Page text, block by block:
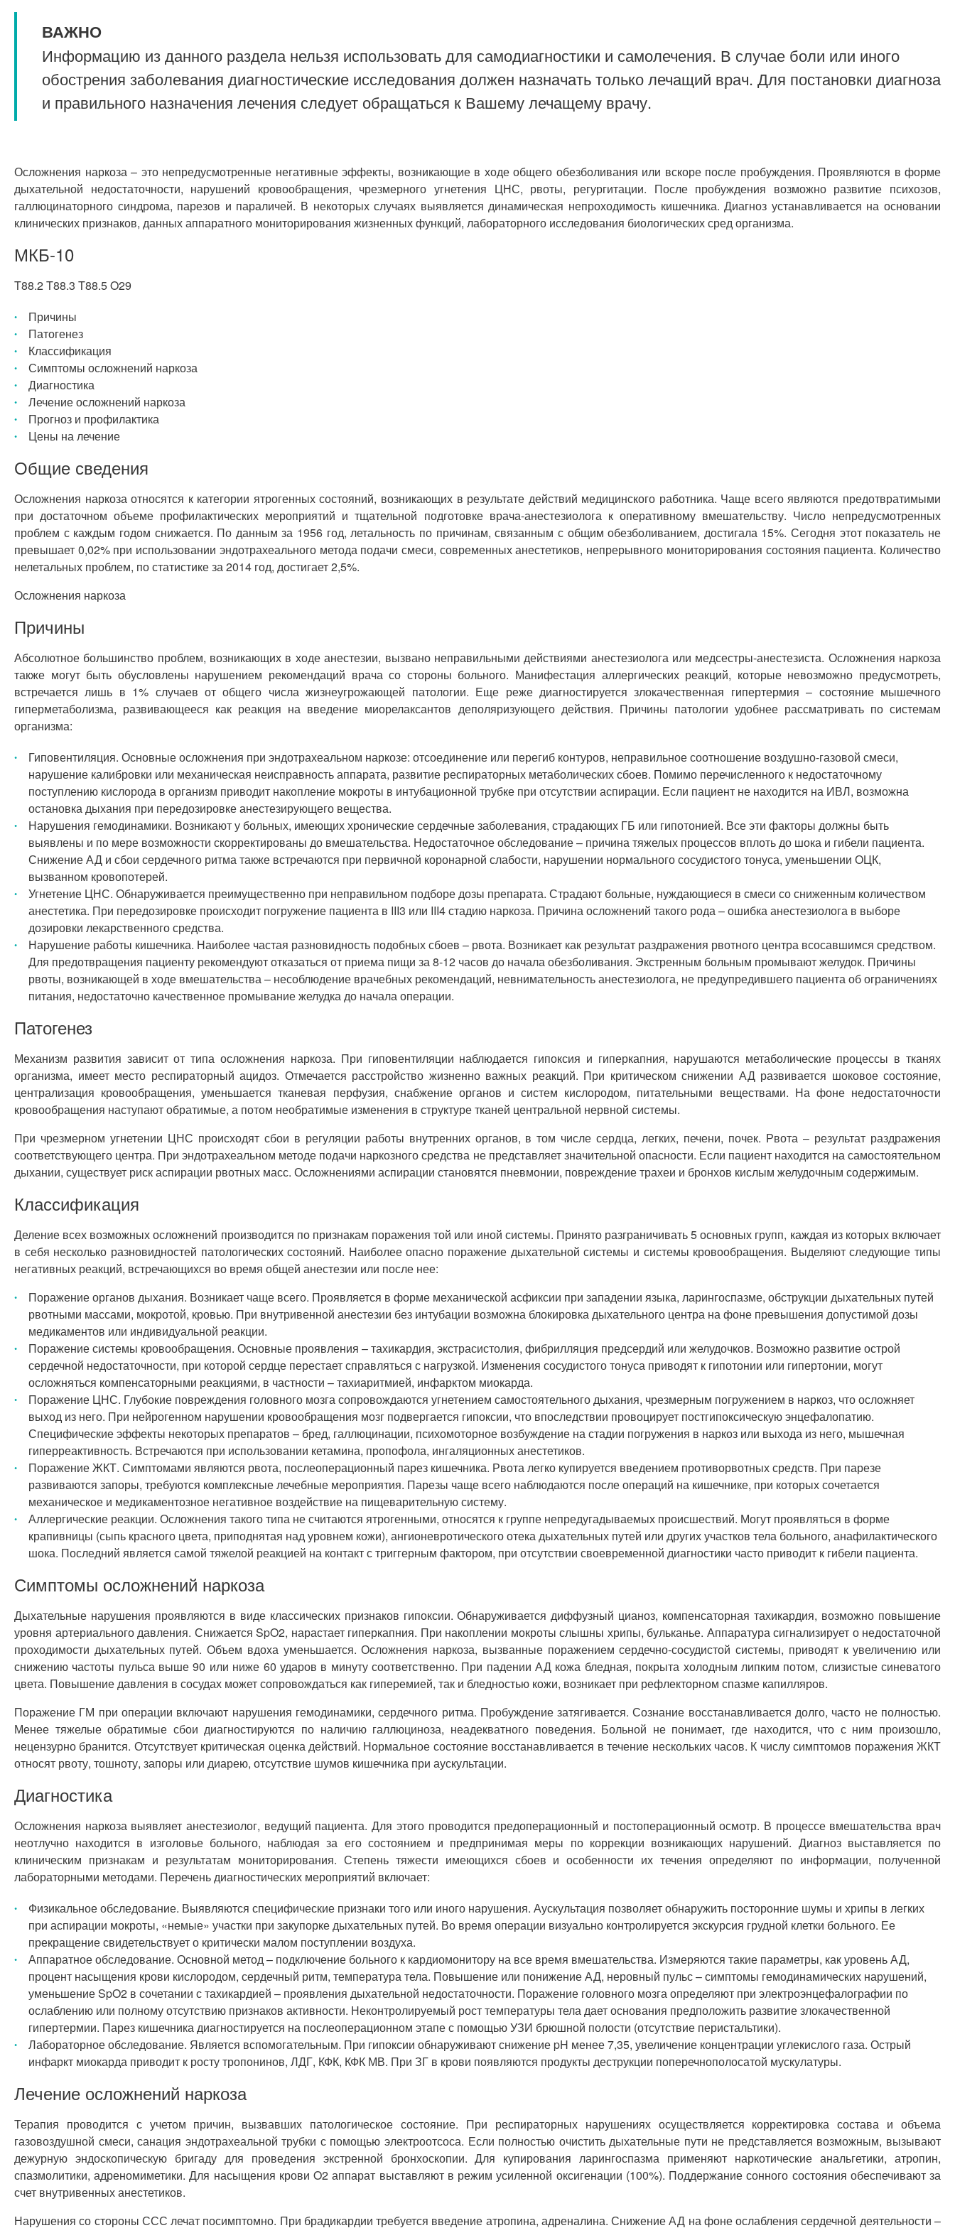
ВАЖНО
Информацию из данного раздела нельзя использовать для самодиагностики и самолечения. В случае боли или иного
обострения заболевания диагностические исследования должен назначать только лечащий врач. Для постановки диагноза
и правильного назначения лечения следует обращаться к Вашему лечащему врачу.
Осложнения наркоза – это непредусмотренные негативные эффекты, возникающие в ходе общего обезболивания или вскоре после пробуждения. Проявляются в форме
дыхательной недостаточности, нарушений кровообращения, чрезмерного угнетения ЦНС, рвоты, регургитации. После пробуждения возможно развитие психозов,
галлюцинаторного синдрома, парезов и параличей. В некоторых случаях выявляется динамическая непроходимость кишечника. Диагноз устанавливается на основании
клинических признаков, данных аппаратного мониторирования жизненных функций, лабораторного исследования биологических сред организма.
МКБ-10
T88.2 T88.3 T88.5 O29
Причины
Патогенез
Классификация
Симптомы осложнений наркоза
Диагностика
Лечение осложнений наркоза
Прогноз и профилактика
Цены на лечение
Общие сведения
Осложнения наркоза относятся к категории ятрогенных состояний, возникающих в результате действий медицинского работника. Чаще всего являются предотвратимыми
при достаточном объеме профилактических мероприятий и тщательной подготовке врача-анестезиолога к оперативному вмешательству. Число непредусмотренных
проблем с каждым годом снижается. По данным за 1956 год, летальность по причинам, связанным с общим обезболиванием, достигала 15%. Сегодня этот показатель не
превышает 0,02% при использовании эндотрахеального метода подачи смеси, современных анестетиков, непрерывного мониторирования состояния пациента. Количество
нелетальных проблем, по статистике за 2014 год, достигает 2,5%.
Осложнения наркоза
Причины
Абсолютное большинство проблем, возникающих в ходе анестезии, вызвано неправильными действиями анестезиолога или медсестры-анестезиста. Осложнения наркоза
также могут быть обусловлены нарушением рекомендаций врача со стороны больного. Манифестация аллергических реакций, которые невозможно предусмотреть,
встречается лишь в 1% случаев от общего числа жизнеугрожающей патологии. Еще реже диагностируется злокачественная гипертермия – состояние мышечного
гиперметаболизма, развивающееся как реакция на введение миорелаксантов деполяризующего действия. Причины патологии удобнее рассматривать по системам
организма:
Гиповентиляция. Основные осложнения при эндотрахеальном наркозе: отсоединение или перегиб контуров, неправильное соотношение воздушно-газовой смеси,
нарушение калибровки или механическая неисправность аппарата, развитие респираторных метаболических сбоев. Помимо перечисленного к недостаточному
поступлению кислорода в организм приводит накопление мокроты в интубационной трубке при отсутствии аспирации. Если пациент не находится на ИВЛ, возможна
остановка дыхания при передозировке анестезирующего вещества.
Нарушения гемодинамики. Возникают у больных, имеющих хронические сердечные заболевания, страдающих ГБ или гипотонией. Все эти факторы должны быть
выявлены и по мере возможности скорректированы до вмешательства. Недостаточное обследование – причина тяжелых процессов вплоть до шока и гибели пациента.
Снижение АД и сбои сердечного ритма также встречаются при первичной коронарной слабости, нарушении нормального сосудистого тонуса, уменьшении ОЦК,
вызванном кровопотерей.
Угнетение ЦНС. Обнаруживается преимущественно при неправильном подборе дозы препарата. Страдают больные, нуждающиеся в смеси со сниженным количеством
анестетика. При передозировке происходит погружение пациента в III3 или III4 стадию наркоза. Причина осложнений такого рода – ошибка анестезиолога в выборе
дозировки лекарственного средства.
Нарушение работы кишечника. Наиболее частая разновидность подобных сбоев – рвота. Возникает как результат раздражения рвотного центра всосавшимся средством.
Для предотвращения пациенту рекомендуют отказаться от приема пищи за 8-12 часов до начала обезболивания. Экстренным больным промывают желудок. Причины
рвоты, возникающей в ходе вмешательства – несоблюдение врачебных рекомендаций, невнимательность анестезиолога, не предупредившего пациента об ограничениях
питания, недостаточно качественное промывание желудка до начала операции.
Патогенез
Механизм развития зависит от типа осложнения наркоза. При гиповентиляции наблюдается гипоксия и гиперкапния, нарушаются метаболические процессы в тканях
организма, имеет место респираторный ацидоз. Отмечается расстройство жизненно важных реакций. При критическом снижении АД развивается шоковое состояние,
централизация кровообращения, уменьшается тканевая перфузия, снабжение органов и систем кислородом, питательными веществами. На фоне недостаточности
кровообращения наступают обратимые, а потом необратимые изменения в структуре тканей центральной нервной системы.
При чрезмерном угнетении ЦНС происходят сбои в регуляции работы внутренних органов, в том числе сердца, легких, печени, почек. Рвота – результат раздражения
соответствующего центра. При эндотрахеальном методе подачи наркозного средства не представляет значительной опасности. Если пациент находится на самостоятельном
дыхании, существует риск аспирации рвотных масс. Осложнениями аспирации становятся пневмонии, повреждение трахеи и бронхов кислым желудочным содержимым.
Классификация
Деление всех возможных осложнений производится по признакам поражения той или иной системы. Принято разграничивать 5 основных групп, каждая из которых включает
в себя несколько разновидностей патологических состояний. Наиболее опасно поражение дыхательной системы и системы кровообращения. Выделяют следующие типы
негативных реакций, встречающихся во время общей анестезии или после нее:
Поражение органов дыхания. Возникает чаще всего. Проявляется в форме механической асфиксии при западении языка, ларингоспазме, обструкции дыхательных путей
рвотными массами, мокротой, кровью. При внутривенной анестезии без интубации возможна блокировка дыхательного центра на фоне превышения допустимой дозы
медикаментов или индивидуальной реакции.
Поражение системы кровообращения. Основные проявления – тахикардия, экстрасистолия, фибрилляция предсердий или желудочков. Возможно развитие острой
сердечной недостаточности, при которой сердце перестает справляться с нагрузкой. Изменения сосудистого тонуса приводят к гипотонии или гипертонии, могут
осложняться компенсаторными реакциями, в частности – тахиаритмией, инфарктом миокарда.
Поражение ЦНС. Глубокие повреждения головного мозга сопровождаются угнетением самостоятельного дыхания, чрезмерным погружением в наркоз, что осложняет
выход из него. При нейрогенном нарушении кровообращения мозг подвергается гипоксии, что впоследствии провоцирует постгипоксическую энцефалопатию.
Специфические эффекты некоторых препаратов – бред, галлюцинации, психомоторное возбуждение на стадии погружения в наркоз или выхода из него, мышечная
гиперреактивность. Встречаются при использовании кетамина, пропофола, ингаляционных анестетиков.
Поражение ЖКТ. Симптомами являются рвота, послеоперационный парез кишечника. Рвота легко купируется введением противорвотных средств. При парезе
развиваются запоры, требуются комплексные лечебные мероприятия. Парезы чаще всего наблюдаются после операций на кишечнике, при которых сочетается
механическое и медикаментозное негативное воздействие на пищеварительную систему.
Аллергические реакции. Осложнения такого типа не считаются ятрогенными, относятся к группе непредугадываемых происшествий. Могут проявляться в форме
крапивницы (сыпь красного цвета, приподнятая над уровнем кожи), ангионевротического отека дыхательных путей или других участков тела больного, анафилактического
шока. Последний является самой тяжелой реакцией на контакт с триггерным фактором, при отсутствии своевременной диагностики часто приводит к гибели пациента.
Симптомы осложнений наркоза
Дыхательные нарушения проявляются в виде классических признаков гипоксии. Обнаруживается диффузный цианоз, компенсаторная тахикардия, возможно повышение
уровня артериального давления. Снижается SpO2, нарастает гиперкапния. При накоплении мокроты слышны хрипы, бульканье. Аппаратура сигнализирует о недостаточной
проходимости дыхательных путей. Объем вдоха уменьшается. Осложнения наркоза, вызванные поражением сердечно-сосудистой системы, приводят к увеличению или
снижению частоты пульса выше 90 или ниже 60 ударов в минуту соответственно. При падении АД кожа бледная, покрыта холодным липким потом, слизистые синеватого
цвета. Повышение давления в сосудах может сопровождаться как гиперемией, так и бледностью кожи, возникает при рефлекторном спазме капилляров.
Поражение ГМ при операции включают нарушения гемодинамики, сердечного ритма. Пробуждение затягивается. Сознание восстанавливается долго, часто не полностью.
Менее тяжелые обратимые сбои диагностируются по наличию галлюциноза, неадекватного поведения. Больной не понимает, где находится, что с ним произошло,
нецензурно бранится. Отсутствует критическая оценка действий. Нормальное состояние восстанавливается в течение нескольких часов. К числу симптомов поражения ЖКТ
относят рвоту, тошноту, запоры или диарею, отсутствие шумов кишечника при аускультации.
Диагностика
Осложнения наркоза выявляет анестезиолог, ведущий пациента. Для этого проводится предоперационный и постоперационный осмотр. В процессе вмешательства врач
неотлучно находится в изголовье больного, наблюдая за его состоянием и предпринимая меры по коррекции возникающих нарушений. Диагноз выставляется по
клиническим признакам и результатам мониторирования. Степень тяжести имеющихся сбоев и особенности их течения определяют по информации, полученной
лабораторными методами. Перечень диагностических мероприятий включает:
Физикальное обследование. Выявляются специфические признаки того или иного нарушения. Аускультация позволяет обнаружить посторонние шумы и хрипы в легких
при аспирации мокроты, «немые» участки при закупорке дыхательных путей. Во время операции визуально контролируется экскурсия грудной клетки больного. Ее
прекращение свидетельствует о критически малом поступлении воздуха.
Аппаратное обследование. Основной метод – подключение больного к кардиомонитору на все время вмешательства. Измеряются такие параметры, как уровень АД,
процент насыщения крови кислородом, сердечный ритм, температура тела. Повышение или понижение АД, неровный пульс – симптомы гемодинамических нарушений,
уменьшение SpO2 в сочетании с тахикардией – проявления дыхательной недостаточности. Поражение головного мозга определяют при электроэнцефалографии по
ослаблению или полному отсутствию признаков активности. Неконтролируемый рост температуры тела дает основания предположить развитие злокачественной
гипертермии. Парез кишечника диагностируется на послеоперационном этапе с помощью УЗИ брюшной полости (отсутствие перистальтики).
Лабораторное обследование. Является вспомогательным. При гипоксии обнаруживают снижение pH менее 7,35, увеличение концентрации углекислого газа. Острый
инфаркт миокарда приводит к росту тропонинов, ЛДГ, КФК, КФК МВ. При ЗГ в крови появляются продукты деструкции поперечнополосатой мускулатуры.
Лечение осложнений наркоза
Терапия проводится с учетом причин, вызвавших патологическое состояние. При респираторных нарушениях осуществляется корректировка состава и объема
газовоздушной смеси, санация эндотрахеальной трубки с помощью электроотсоса. Если полностью очистить дыхательные пути не представляется возможным, вызывают
дежурную эндоскопическую бригаду для проведения экстренной бронхоскопии. Для купирования ларингоспазма применяют наркотические анальгетики, атропин,
спазмолитики, адреномиметики. Для насыщения крови O2 аппарат выставляют в режим усиленной оксигенации (100%). Поддержание сонного состояния обеспечивают за
счет внутривенных анестетиков.
Нарушения со стороны ССС лечат посимптомно. При брадикардии требуется введение атропина, адреналина. Снижение АД на фоне ослабления сердечной деятельности –